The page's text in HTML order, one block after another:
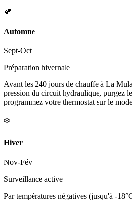
🍂
Automne
Sept-Oct
Préparation hivernale
Avant les 240 jours de chauffe à La
pression du circuit hydraulique, purgez
programmez votre thermostat sur le
❄️
Hiver
Nov-Fév
Surveillance active
Par températures négatives (jusqu'à -